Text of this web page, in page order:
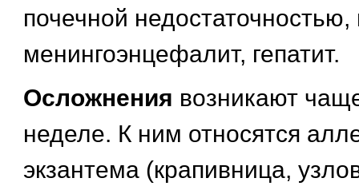
почечной недостаточностью,
менингоэнцефалит, гепатит.
Осложнения возникают
неделе. К ним относятся
экзантема (крапивница,